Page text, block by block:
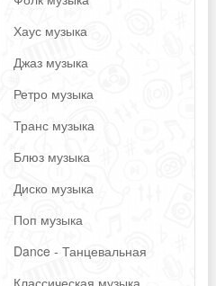
Хаус музыка
Джаз музыка
Ретро музыка
Транс музыка
Блюз музыка
Диско музыка
Поп музыка
Dance - Танцевальная
Классическая музыка